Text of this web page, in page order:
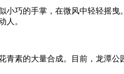
小巧的手掌，在微风中轻轻摇
人。
素的大量合成。目前，龙潭